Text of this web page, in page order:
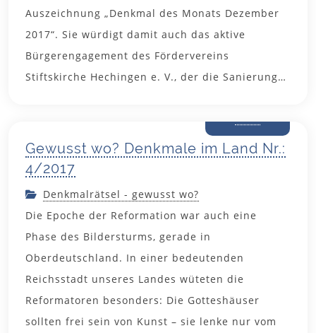
Auszeichnung „Denkmal des Monats Dezember
2017“. Sie würdigt damit auch das aktive
Bürgerengagement des Fördervereins
Stiftskirche Hechingen e. V., der die Sanierung…
Gewusst wo? Denkmale im Land Nr.:
4/2017
9.
Denkmalrätsel - gewusst wo?
Die Epoche der Reformation war auch eine
Phase des Bildersturms, gerade in
Oberdeutschland. In einer bedeutenden
Reichsstadt unseres Landes wüteten die
Reformatoren besonders: Die Gotteshäuser
sollten frei sein von Kunst – sie lenke nur vom